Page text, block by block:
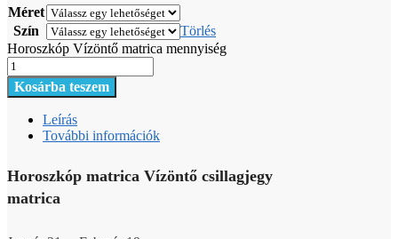
Méret
Szín
Törlés
Horoszkóp Vízöntő matrica mennyiség
Kosárba teszem
Leírás
További információk
Horoszkóp matrica Vízöntő csillagjegy
matrica